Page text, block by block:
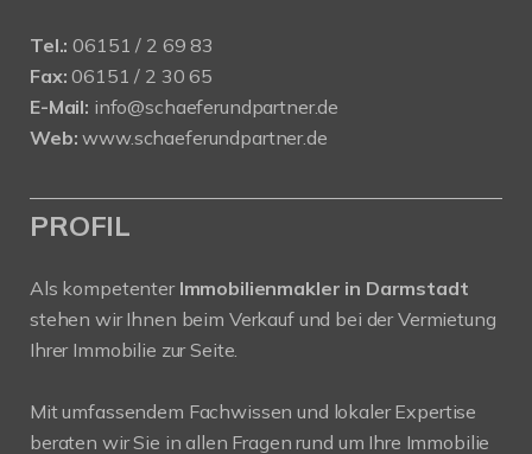
Tel.: 06151 / 2 69 83
Fax: 06151 / 2 30 65
E-Mail: info@schaeferundpartner.de
Web: www.schaeferundpartner.de
PROFIL
Als kompetenter Immobilienmakler in Darmstadt
stehen wir Ihnen beim Verkauf und bei der Vermietung
Ihrer Immobilie zur Seite.
Mit umfassendem Fachwissen und lokaler Expertise
beraten wir Sie in allen Fragen rund um Ihre Immobilie